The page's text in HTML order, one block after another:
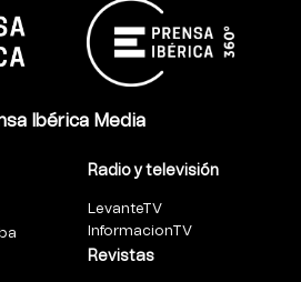
Ibérica Media
Radio y televisión
LevanteTV
InformacionTV
Revistas